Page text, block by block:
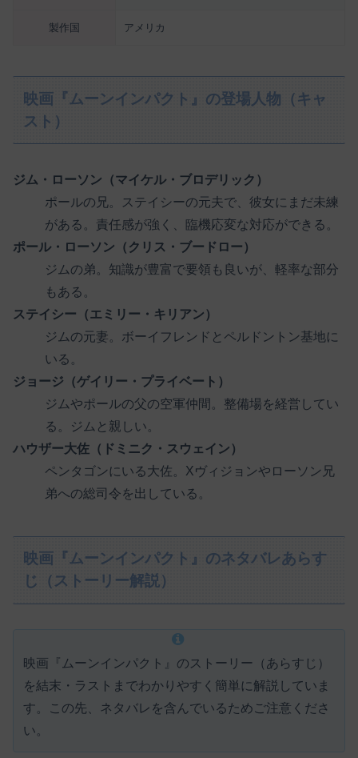
製作国 アメリカ
映画『ムーンインパクト』の登場人物（キャ
スト）
ジム・ローソン（マイケル・ブロデリック）
ポールの兄。ステイシーの元夫で、彼女にまだ未練
がある。責任感が強く、臨機応変な対応ができる。
ポール・ローソン（クリス・ブードロー）
ジムの弟。知識が豊富で要領も良いが、軽率な部分
もある。
ステイシー（エミリー・キリアン）
ジムの元妻。ボーイフレンドとペルドントン基地に
いる。
ジョージ（ゲイリー・プライベート）
ジムやポールの父の空軍仲間。整備場を経営してい
る。ジムと親しい。
ハウザー大佐（ドミニク・スウェイン）
ペンタゴンにいる大佐。Xヴィジョンやローソン兄
弟への総司令を出している。
映画『ムーンインパクト』のネタバレあらす
じ（ストーリー解説）
映画『ムーンインパクト』のストーリー（あらすじ）
を結末・ラストまでわかりやすく簡単に解説していま
す。この先、ネタバレを含んでいるためご注意くださ
い。